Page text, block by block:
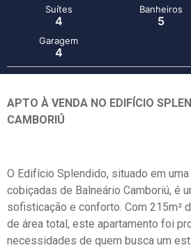
Suítes
4
Banheiros
5
Garagem
4
APTO À VENDA NO EDIFÍCIO
CAMBORIÚ
O Edifício Splendido, situado em
cobiçadas de Balneário Camboriú, é
sofisticação e conforto. Com 215m²
de área total, este apartamento foi
necessidades de quem busca um